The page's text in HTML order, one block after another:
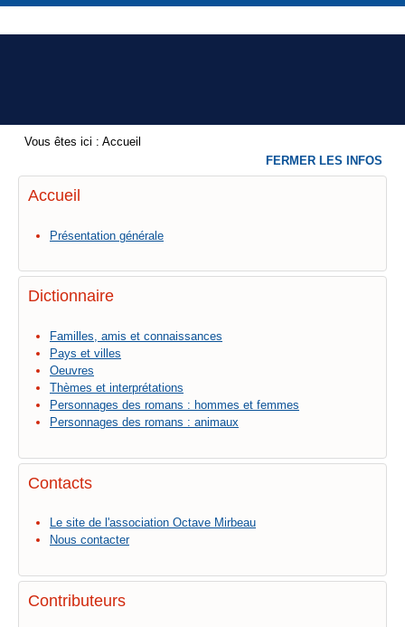
Vous êtes ici : Accueil
Accueil
Présentation générale
Dictionnaire
Familles, amis et connaissances
Pays et villes
Oeuvres
Thèmes et interprétations
Personnages des romans : hommes et femmes
Personnages des romans : animaux
Contacts
Le site de l'association Octave Mirbeau
Nous contacter
Contributeurs
FERMER LES INFOS